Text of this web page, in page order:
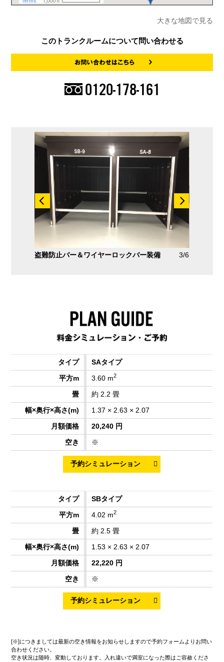
大きな地図で見る
このトランクルームについて問い合わせる
0120-178-161
盗難防止バー＆ワイヤーロックバー装備 3/6セコム防
SAタイプ
3.60 m2
約 2.2 畳
1.37 × 2.63 × 2.07
20,240 円
※
SBタイプ
4.02 m2
約 2.5 畳
1.53 × 2.63 × 2.07
22,220 円
※
[※]につきましては最新の空き情報をお知らせしますので予約フォームよりお問い
合わせください。
空き状況は随時、変動しております。入れ違いで満室になった際はご容赦くださ